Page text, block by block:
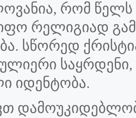
რომ
რელიგიად
სწორედ
იდენტობა.